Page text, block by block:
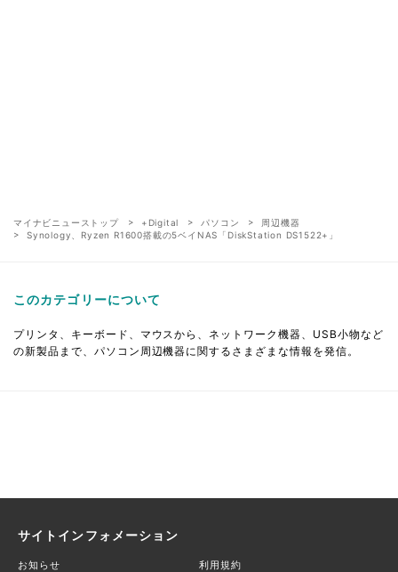
マイナビニューストップ +Digital パソコン
周辺機器
Synology、Ryzen R1600搭載の5ベイNAS「DiskStation DS1522+」
このカテゴリーについて
プリンタ、キーボード、マウスから、ネットワーク機器、USB小物など
の新製品まで、パソコン周辺機器に関するさまざまな情報を発信。
サイトインフォメーション
お知らせ 利用規約